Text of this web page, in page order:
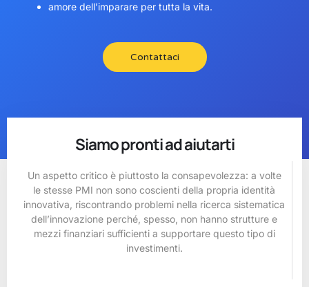
amore dell’imparare per tutta la vita.
Contattaci
Siamo pronti ad aiutarti
Un aspetto critico è piuttosto la consapevolezza: a volte
le stesse PMI non sono coscienti della propria identità
innovativa, riscontrando problemi nella ricerca sistematica
dell’innovazione perché, spesso, non hanno strutture e
mezzi finanziari sufficienti a supportare questo tipo di
investimenti.